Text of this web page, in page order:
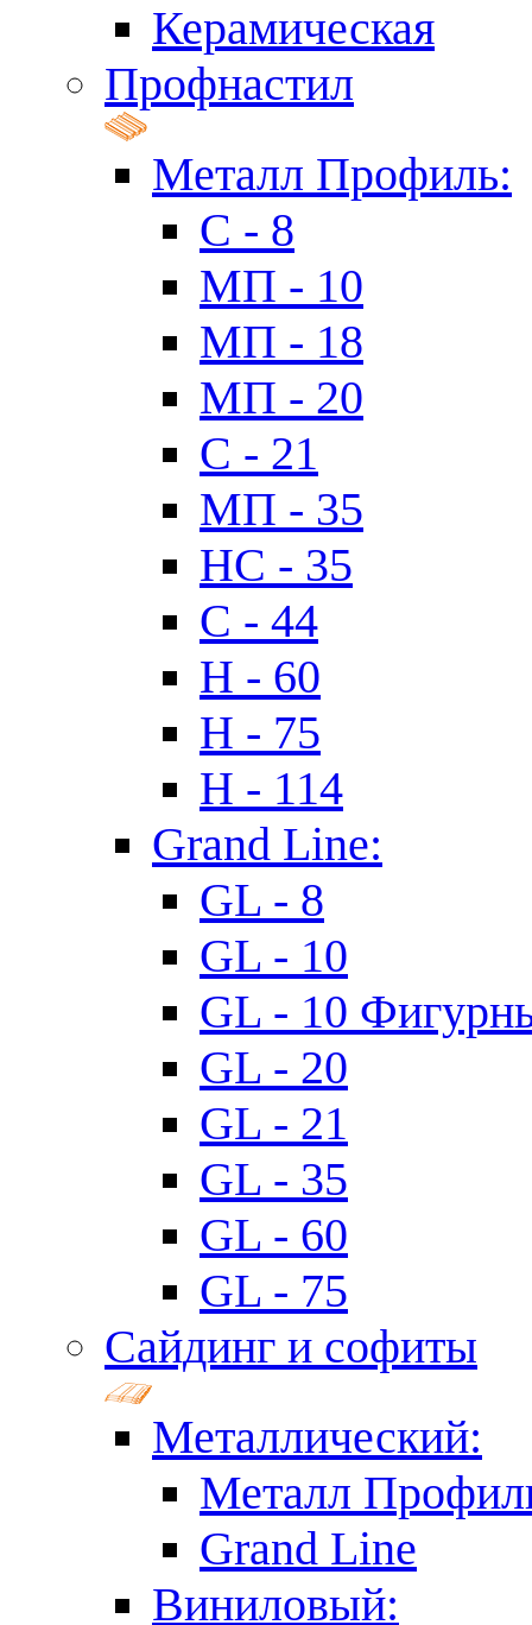
Керамическая
Профнастил
Металл Профиль:
C - 8
МП - 10
МП - 18
МП - 20
C - 21
МП - 35
HC - 35
C - 44
H - 60
H - 75
H - 114
Grand Line:
GL - 8
GL - 10
GL - 10
GL - 20
GL - 21
GL - 35
GL - 60
GL - 75
Сайдинг и софиты
Металлический:
Металл
Grand Line
Виниловый: